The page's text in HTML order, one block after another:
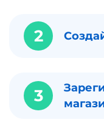
2
3